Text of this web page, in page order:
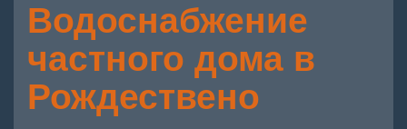
Водоснабжение
частного дома в
Рождествено